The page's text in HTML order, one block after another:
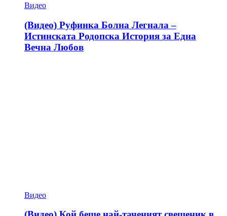
Видео
(Видео) Руфинка Болна Легнала –
Истинската Родопска История за Една
Вечна Любов
Видео